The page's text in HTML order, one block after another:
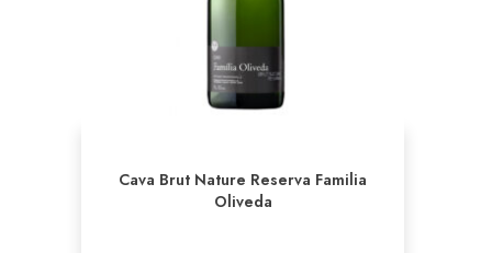
Cava Brut Nature Reserva Familia
Oliveda